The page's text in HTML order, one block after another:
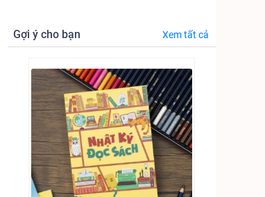
Gợi ý cho bạn Xem tất cả